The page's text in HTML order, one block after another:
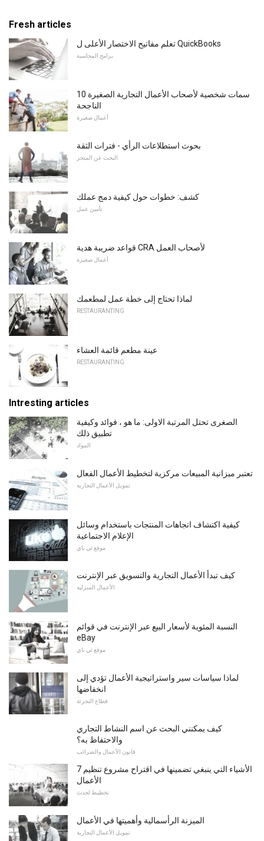
Fresh articles
تعلم مفاتيح الاختصار الأعلى ل QuickBooks
برامج المحاسبة
10 سمات شخصية لأصحاب الأعمال التجارية الصغيرة
الناجحة
أعمال صغيرة
بحوث استطلاعات الرأي - فترات الثقة
البحث عن المتجر
كشف: خطوات حول كيفية دمج عملك
تأمين عمل
قواعد ضريبة هدية CRA لأصحاب العمل
أعمال صغيرة
لماذا تحتاج إلى خطة عمل لمطعمك
RESTAURANTING
عينة مطعم قائمة العشاء
RESTAURANTING
Intresting articles
الصغرى تحتل المرتبة الاولى: ما هو ، فوائد وكيفية
تطبيق ذلك
المواد
تعتبر ميزانية المبيعات مركزية لتخطيط الأعمال الفعال
تمويل الأعمال التجارية
كيفية اكتشاف اتجاهات المنتجات باستخدام وسائل
الإعلام الاجتماعية
موقع ئي باي
كيف تبدأ الأعمال التجارية والتسويق عبر الإنترنت
الأعمال المنزلية
النسبة المئوية لأسعار البيع عبر الإنترنت في قوائم
eBay
موقع ئي باي
لماذا سياسات سير واستراتيجية الأعمال تؤدي إلى
انخفاضها
قطاع التجزئة
كيف يمكنني البحث عن اسم النشاط التجاري
والاحتفاظ به؟
قانون الأعمال والضرائب
7 الأشياء التي ينبغي تضمينها في اقتراح مشروع تنظيم
الأعمال
تخطيط لحدث
الميزنة الرأسمالية وأهميتها في الأعمال
تمويل الأعمال التجارية